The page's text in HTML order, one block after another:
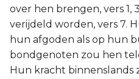
over hen brengen, vers
verijdeld worden, vers 7.
hun afgoden als op hun
bondgenoten zou hen
Hun kracht binnenslands